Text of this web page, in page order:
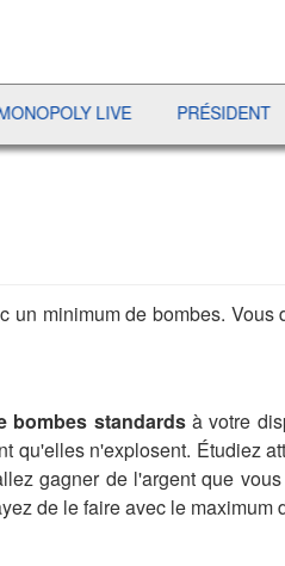
LIVE PRÉSIDENT
minimum de bombes. Vous
bombes standardsà votre
qu'elles n'explosent. Étudiez
gagner de l'argent que
de le faire avec le maximum